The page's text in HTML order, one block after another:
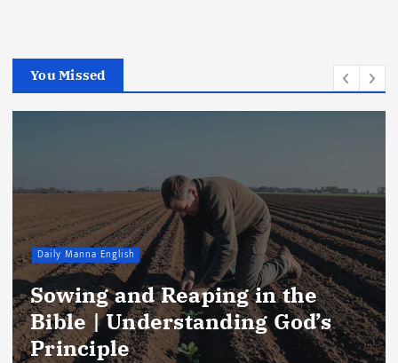
You Missed
Daily Manna English
Seek First the Kingdom of God:
A Practical Guide to Right
Priorities